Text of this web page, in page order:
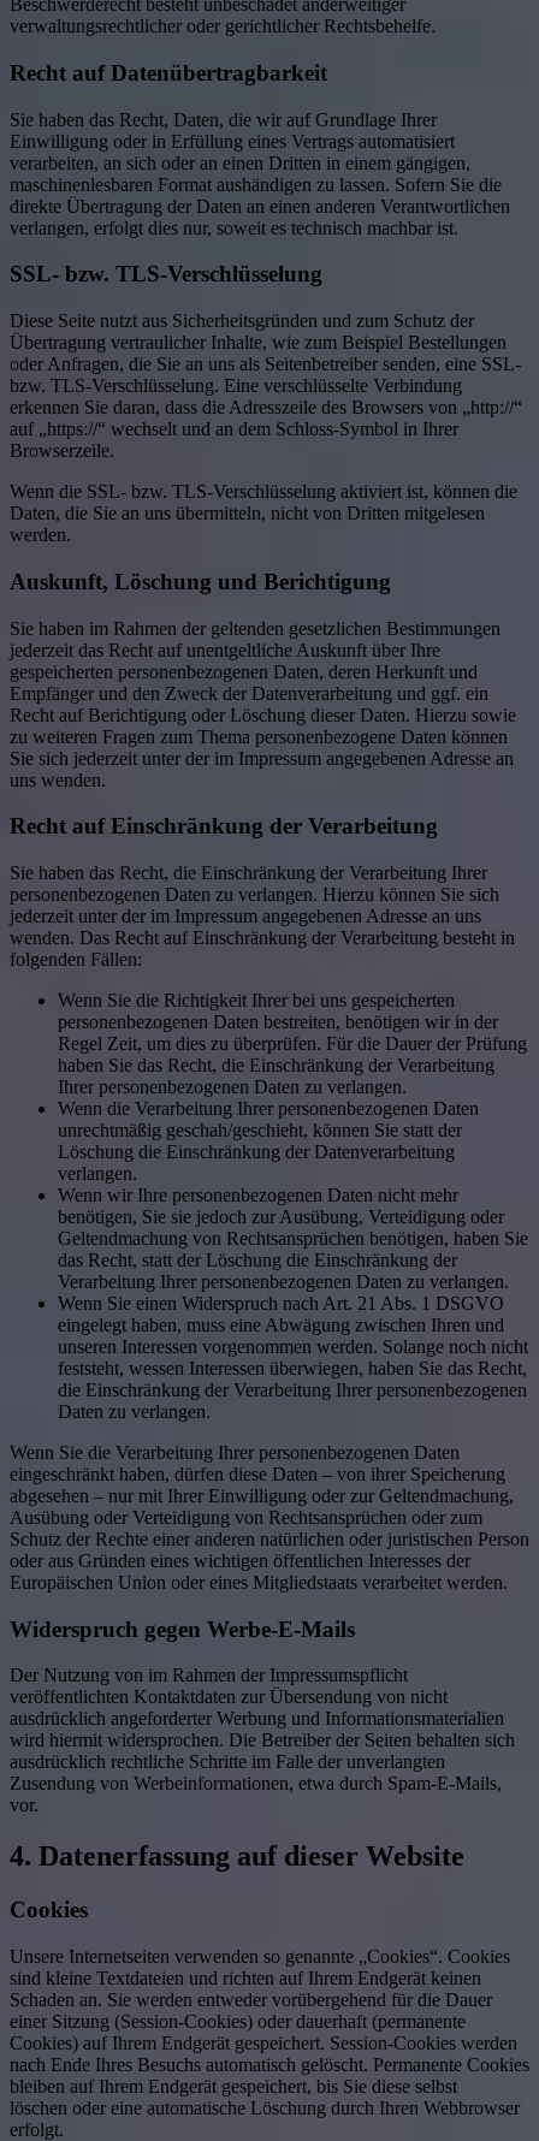
Beschwerderecht besteht unbeschadet anderweitiger
verwaltungsrechtlicher oder gerichtlicher Rechtsbehelfe.
Recht auf Daten­übertrag­barkeit
Sie haben das Recht, Daten, die wir auf Grundlage Ihrer
Einwilligung oder in Erfüllung eines Vertrags automatisiert
verarbeiten, an sich oder an einen Dritten in einem gängigen,
maschinenlesbaren Format aushändigen zu lassen. Sofern Sie die
direkte Übertragung der Daten an einen anderen Verantwortlichen
verlangen, erfolgt dies nur, soweit es technisch machbar ist.
SSL- bzw. TLS-Verschlüsselung
Diese Seite nutzt aus Sicherheitsgründen und zum Schutz der
Übertragung vertraulicher Inhalte, wie zum Beispiel Bestellungen
oder Anfragen, die Sie an uns als Seitenbetreiber senden, eine SSL-
bzw. TLS-Verschlüsselung. Eine verschlüsselte Verbindung
erkennen Sie daran, dass die Adresszeile des Browsers von „http://“
auf „https://“ wechselt und an dem Schloss-Symbol in Ihrer
Browserzeile.
Wenn die SSL- bzw. TLS-Verschlüsselung aktiviert ist, können die
Daten, die Sie an uns übermitteln, nicht von Dritten mitgelesen
werden.
Auskunft, Löschung und Berichtigung
Sie haben im Rahmen der geltenden gesetzlichen Bestimmungen
jederzeit das Recht auf unentgeltliche Auskunft über Ihre
gespeicherten personenbezogenen Daten, deren Herkunft und
Empfänger und den Zweck der Datenverarbeitung und ggf. ein
Recht auf Berichtigung oder Löschung dieser Daten. Hierzu sowie
zu weiteren Fragen zum Thema personenbezogene Daten können
Sie sich jederzeit unter der im Impressum angegebenen Adresse an
uns wenden.
Recht auf Einschränkung der Verarbeitung
Sie haben das Recht, die Einschränkung der Verarbeitung Ihrer
personenbezogenen Daten zu verlangen. Hierzu können Sie sich
jederzeit unter der im Impressum angegebenen Adresse an uns
wenden. Das Recht auf Einschränkung der Verarbeitung besteht in
folgenden Fällen:
Wenn Sie die Richtigkeit Ihrer bei uns gespeicherten
personenbezogenen Daten bestreiten, benötigen wir in der
Regel Zeit, um dies zu überprüfen. Für die Dauer der Prüfung
haben Sie das Recht, die Einschränkung der Verarbeitung
Ihrer personenbezogenen Daten zu verlangen.
Wenn die Verarbeitung Ihrer personenbezogenen Daten
unrechtmäßig geschah/geschieht, können Sie statt der
Löschung die Einschränkung der Datenverarbeitung
verlangen.
Wenn wir Ihre personenbezogenen Daten nicht mehr
benötigen, Sie sie jedoch zur Ausübung, Verteidigung oder
Geltendmachung von Rechtsansprüchen benötigen, haben Sie
das Recht, statt der Löschung die Einschränkung der
Verarbeitung Ihrer personenbezogenen Daten zu verlangen.
Wenn Sie einen Widerspruch nach Art. 21 Abs. 1 DSGVO
eingelegt haben, muss eine Abwägung zwischen Ihren und
unseren Interessen vorgenommen werden. Solange noch nicht
feststeht, wessen Interessen überwiegen, haben Sie das Recht,
die Einschränkung der Verarbeitung Ihrer personenbezogenen
Daten zu verlangen.
Wenn Sie die Verarbeitung Ihrer personenbezogenen Daten
eingeschränkt haben, dürfen diese Daten – von ihrer Speicherung
abgesehen – nur mit Ihrer Einwilligung oder zur Geltendmachung,
Ausübung oder Verteidigung von Rechtsansprüchen oder zum
Schutz der Rechte einer anderen natürlichen oder juristischen Person
oder aus Gründen eines wichtigen öffentlichen Interesses der
Europäischen Union oder eines Mitgliedstaats verarbeitet werden.
Widerspruch gegen Werbe-E-Mails
Der Nutzung von im Rahmen der Impressumspflicht
veröffentlichten Kontaktdaten zur Übersendung von nicht
ausdrücklich angeforderter Werbung und Informationsmaterialien
wird hiermit widersprochen. Die Betreiber der Seiten behalten sich
ausdrücklich rechtliche Schritte im Falle der unverlangten
Zusendung von Werbeinformationen, etwa durch Spam-E-Mails,
vor.
4. Datenerfassung auf dieser Website
Cookies
Unsere Internetseiten verwenden so genannte „Cookies“. Cookies
sind kleine Textdateien und richten auf Ihrem Endgerät keinen
Schaden an. Sie werden entweder vorübergehend für die Dauer
einer Sitzung (Session-Cookies) oder dauerhaft (permanente
Cookies) auf Ihrem Endgerät gespeichert. Session-Cookies werden
nach Ende Ihres Besuchs automatisch gelöscht. Permanente Cookies
bleiben auf Ihrem Endgerät gespeichert, bis Sie diese selbst
löschen oder eine automatische Löschung durch Ihren Webbrowser
erfolgt.